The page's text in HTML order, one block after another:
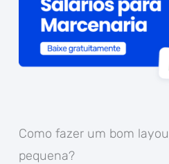
Como fazer um bom
pequena?